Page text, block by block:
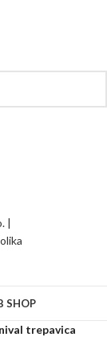
SHOP
trepavica